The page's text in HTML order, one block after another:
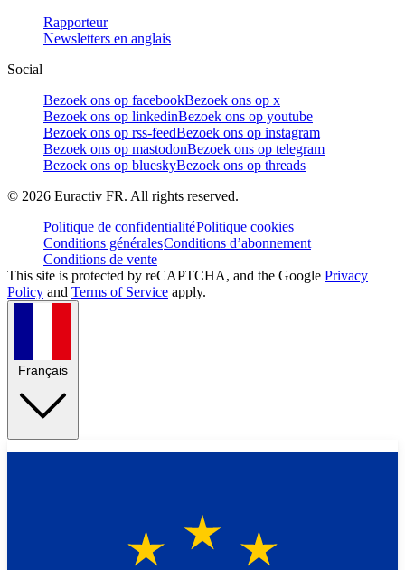
Rapporteur
Newsletters en anglais
Social
Bezoek ons op facebookBezoek ons op x
Bezoek ons op linkedinBezoek ons op youtube
Bezoek ons op rss-feedBezoek ons op instagram
Bezoek ons op mastodonBezoek ons op telegram
Bezoek ons op blueskyBezoek ons op threads
© 2026 Euractiv FR. All rights reserved.
Politique de confidentialitéPolitique cookies
Conditions généralesConditions d’abonnement
Conditions de vente
This site is protected by reCAPTCHA, and the Google Privacy
Policy and Terms of Service apply.
Français